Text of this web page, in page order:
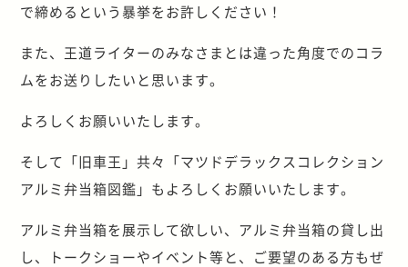
で締めるという暴挙をお許しください！
また、王道ライターのみなさまとは違った角度でのコラ
ムをお送りしたいと思います。
よろしくお願いいたします。
そして「旧車王」共々「マツドデラックスコレクション
アルミ弁当箱図鑑」もよろしくお願いいたします。
アルミ弁当箱を展示して欲しい、アルミ弁当箱の貸し出
し、トークショーやイベント等と、ご要望のある方もぜ